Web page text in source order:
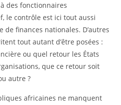
des fonctionnaires
le contrôle est ici tout aussi
de finances nationales. D’autres
tout autant d’être posées :
ou quel retour les États
que ce retour soit
autre ?
africaines ne manquent